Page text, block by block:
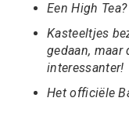
Een High Tea?
Kasteeltjes
gedaan,
interessanter!
Het officiële